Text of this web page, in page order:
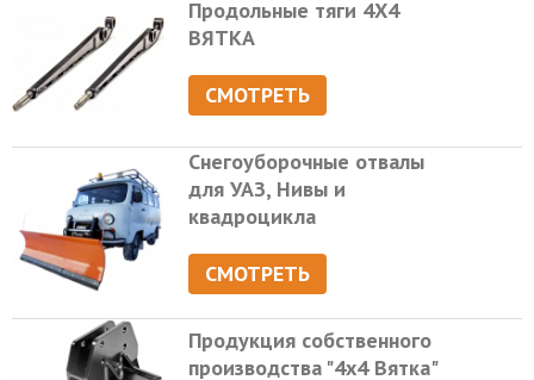
Продольные тяги 4Х4
ВЯТКА
СМОТРЕТЬ
Снегоуборочные отвалы
для УАЗ, Нивы и
квадроцикла
СМОТРЕТЬ
Продукция собственного
производства "4х4 Вятка"